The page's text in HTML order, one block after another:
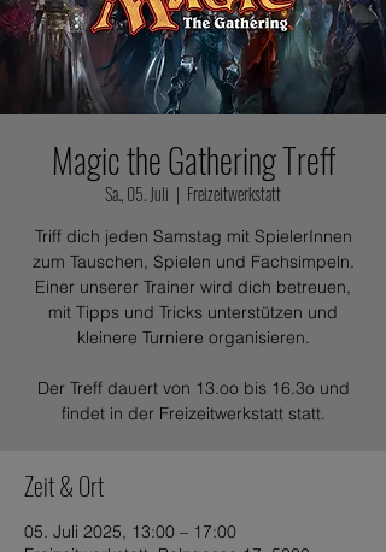
Magic the Gathering Treff
Sa., 05. Juli
  |
Freizeitwerkstatt
Triff dich jeden Samstag mit SpielerInnen
zum Tauschen, Spielen und Fachsimpeln.
Einer unserer Trainer wird dich betreuen,
mit Tipps und Tricks unterstützen und
kleinere Turniere organisieren.
Der Treff dauert von 13.oo bis 16.3o und
findet in der Freizeitwerkstatt statt.
Zeit & Ort
05. Juli 2025, 13:00 – 17:00